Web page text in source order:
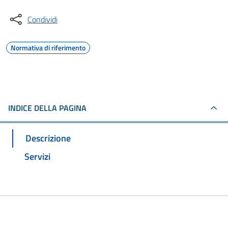
Condividi
Normativa di riferimento
INDICE DELLA PAGINA
Descrizione
Servizi